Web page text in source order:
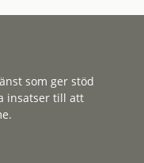
som ger stöd
insatser till att